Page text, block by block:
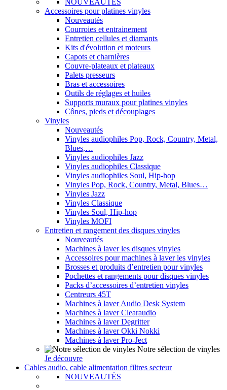
NOUVEAUTÉS
Accessoires pour platines vinyles
Nouveautés
Courroies et entrainement
Entretien cellules et diamants
Kits d'évolution et moteurs
Capots et charnières
Couvre-plateaux et plateaux
Palets presseurs
Bras et accessoires
Outils de réglages et huiles
Supports muraux pour platines vinyles
Cônes, pieds et découplages
Vinyles
Nouveautés
Vinyles audiophiles Pop, Rock, Country, Metal,
Blues,…
Vinyles audiophiles Jazz
Vinyles audiophiles Classique
Vinyles audiophiles Soul, Hip-hop
Vinyles Pop, Rock, Country, Metal, Blues…
Vinyles Jazz
Vinyles Classique
Vinyles Soul, Hip-hop
Vinyles MOFI
Entretien et rangement des disques vinyles
Nouveautés
Machines à laver les disques vinyles
Accessoires pour machines à laver les vinyles
Brosses et produits d’entretien pour vinyles
Pochettes et rangements pour disques vinyles
Packs d’accessoires d’entretien vinyles
Centreurs 45T
Machines à laver Audio Desk System
Machines à laver Clearaudio
Machines à laver Degritter
Machines à laver Okki Nokki
Machines à laver Pro-Ject
Notre sélection de vinyles
Je découvre
Cables audio, cable alimentation filtres secteur
NOUVEAUTÉS